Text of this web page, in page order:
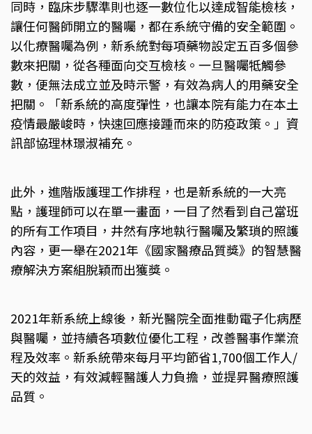
同時，臨床步驟準則也逐一數位化以達成智能檢核，
讓任何醫師開立的醫囑，都在系統守備的安全範圍。
以化療醫囑為例，新系統對每項藥物設定五百多個參
數來把關，從各種面向交互檢核。一旦醫囑牴觸參
數，便無法成立並及時示警，有效為病人的用藥安全
把關。「新系統的高度彈性，也讓本院有能力在本土
疫情最嚴峻時，快速回應接踵而來的防疫政策。」資
訊部協理林璟淑補充。
此外，進階版護理工作排程，也是新系統的一大亮
點，護理師可以在單一畫面，一目了然看到自己當班
的所有工作項目，井然有序地執行醫囑及繁瑣的照護
內容，更一舉在2021年《國家醫療品質獎》的智慧醫
療解決方案組脫穎而出獲獎。
2021年新系統上線後，新光醫院全面推動電子化病歷
與醫囑，並持續各項數位優化工程，改善醫事作業流
程及效率。新系統帶來每月平均節省1,700個工作人/
天的效益，有效減輕醫護人力負擔，並提昇醫療照護
品質。